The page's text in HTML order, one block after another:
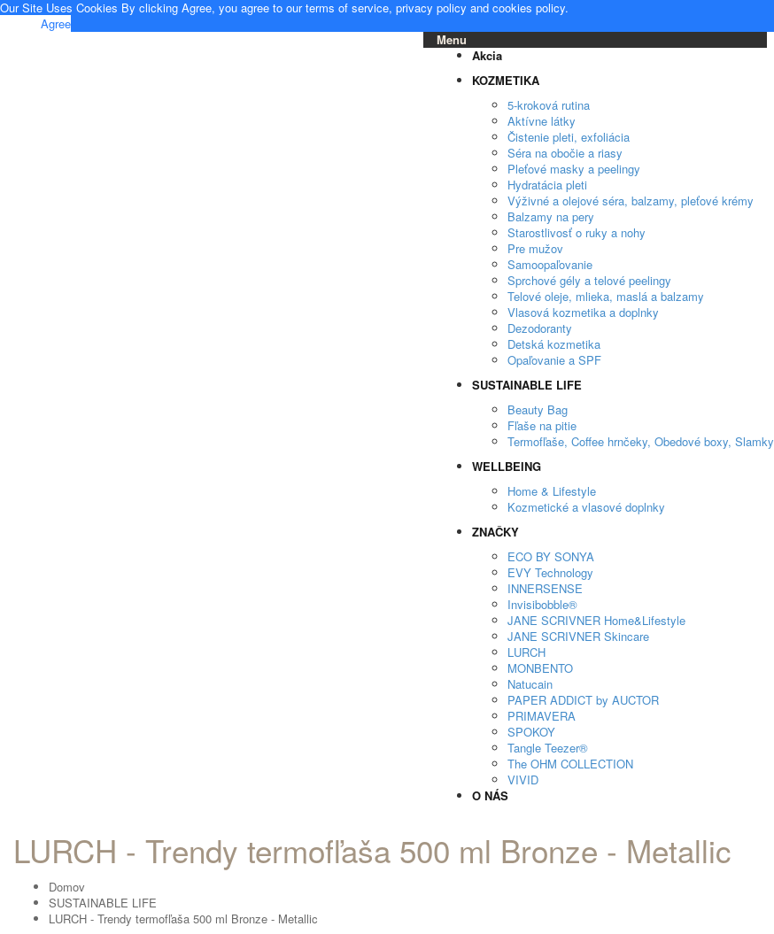
Our Site Uses Cookies By clicking Agree, you agree to ourterms of service, privacy policy and cookies policy.
Agree
Menu
Akcia
KOZMETIKA
5-kroková rutina
Aktívne látky
Čistenie pleti, exfoliácia
Séra na obočie a riasy
Pleťové masky a peelingy
Hydratácia pleti
Výživné a olejové séra, balzamy, pleťové krémy
Balzamy na pery
Starostlivosť o ruky a nohy
Pre mužov
Samoopaľovanie
Sprchové gély a telové peelingy
Telové oleje, mlieka, maslá a balzamy
Vlasová kozmetika a doplnky
Dezodoranty
Detská kozmetika
Opaľovanie a SPF
SUSTAINABLE LIFE
Beauty Bag
Fľaše na pitie
Termofľaše, Coffee hrnčeky, Obedové boxy, Slamky
WELLBEING
Home & Lifestyle
Kozmetické a vlasové doplnky
ZNAČKY
ECO BY SONYA
EVY Technology
INNERSENSE
Invisibobble®
JANE SCRIVNER Home&Lifestyle
JANE SCRIVNER Skincare
LURCH
MONBENTO
Natucain
PAPER ADDICT by AUCTOR
PRIMAVERA
SPOKOY
Tangle Teezer®
The OHM COLLECTION
VIVID
O NÁS
LURCH - Trendy termofľaša 500 ml Bronze - Metallic
Domov
SUSTAINABLE LIFE
LURCH - Trendy termofľaša 500 ml Bronze - Metallic